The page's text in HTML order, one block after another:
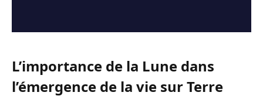
L’importance de la Lune dans
l’émergence de la vie sur Terre